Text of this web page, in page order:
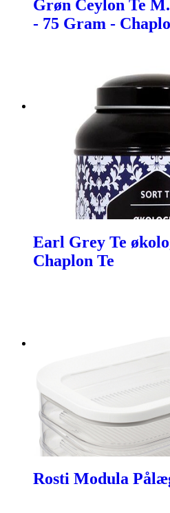
Grøn Ceylon Te
- 75 Gram -
Earl Grey Te
Chaplon Te
Rosti Modula